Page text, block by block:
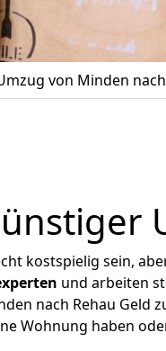
von Minden
kostspielig sein,
und arbeiten
nach Rehau Geld
Wohnung haben